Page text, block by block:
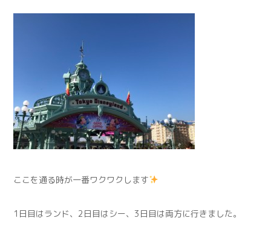
ここを通る時が一番ワクワクします
1日目はランド、2日目はシー、3日目は両方に行きました。